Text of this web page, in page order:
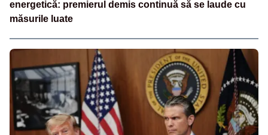
energetică: premierul demis continuă să se laude cu
măsurile luate